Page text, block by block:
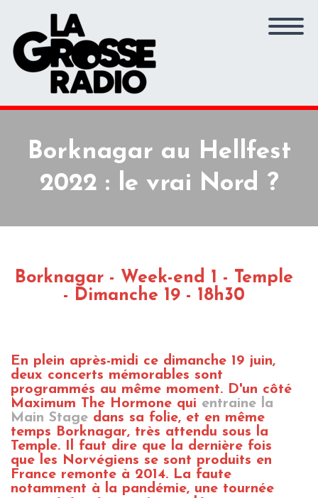
Borknagar au Hellfest
2022 : le vrai Nord ?
Borknagar - Week-end 1 - Temple
- Dimanche 19 - 18h30
En plein après-midi ce dimanche 19 juin,
deux concerts mémorables sont
programmés au même moment. D'un côté
Maximum The Hormone qui entraine la
Main Stage dans sa folie, et en même
temps Borknagar, très attendu sous la
Temple. Il faut dire que la dernière fois
que les Norvégiens se sont produits en
France remonte à 2014. La faute
notamment à la pandémie, une tournée